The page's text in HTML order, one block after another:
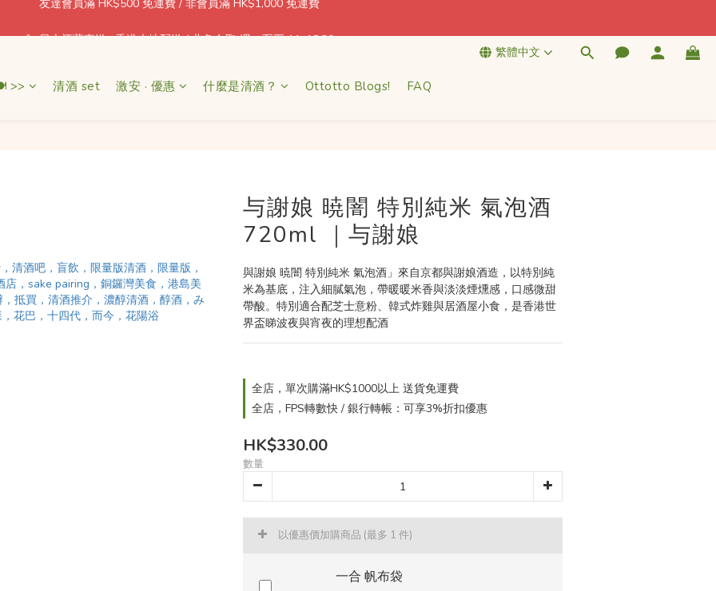
繁體中文
>> 清酒 set 激安 · 優惠 什麼是清酒？ Ottotto Blogs! FAQ
与謝娘 暁闇 特別純米 氣泡酒
720ml ｜与謝娘
與謝娘 暁闇 特別純米 氣泡酒」來自京都與謝娘酒造，以特別純
米為基底，注入細膩氣泡，帶暖暖米香與淡淡煙燻感，口感微甜
帶酸。特別適合配芝士意粉、韓式炸雞與居酒屋小食，是香港世
界盃睇波夜與宵夜的理想配酒
全店，單次購滿HK$1000以上 送貨免運費
全店，FPS轉數快 / 銀行轉帳：可享3%折扣優惠
HK$330.00
數量
以優惠價加購商品 (最多 1 件)
一合 帆布袋